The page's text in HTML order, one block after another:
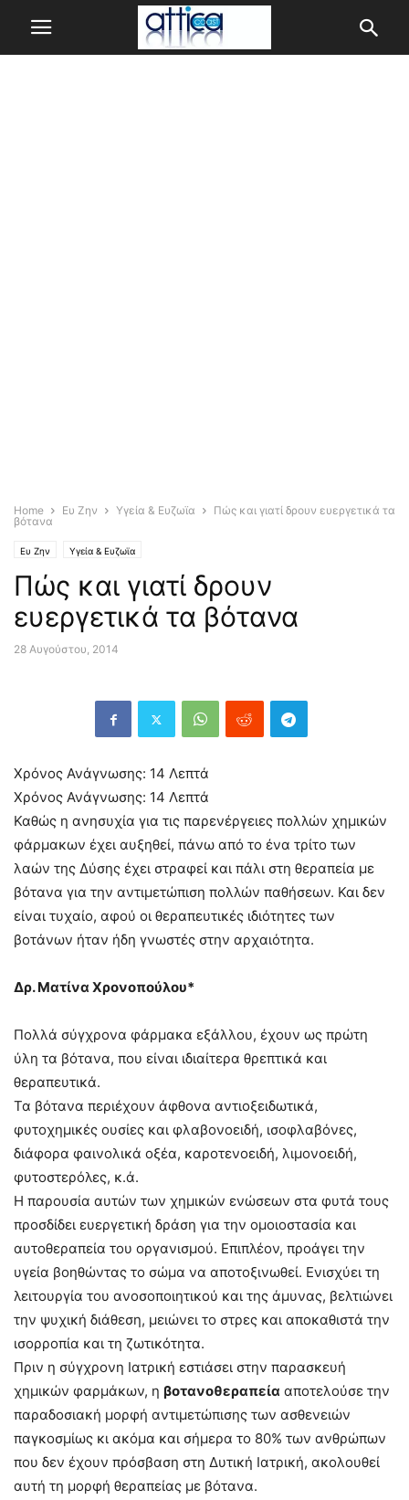
Home Ευ Ζην Υγεία & Ευζωϊα
Πώς και γιατί δρουν ευεργετικά τα
βότανα
Ευ Ζην Υγεία & Ευζωϊα
Πώς και γιατί δρουν
ευεργετικά τα βότανα
28 Αυγούστου, 2014
Χρόνος Ανάγνωσης: 14 Λεπτά
Χρόνος Ανάγνωσης: 14 Λεπτά
Καθώς η ανησυχία για τις παρενέργειες πολλών χημικών
φάρμακων έχει αυξηθεί, πάνω από το ένα τρίτο των
λαών της Δύσης έχει στραφεί και πάλι στη θεραπεία με
βότανα για την αντιμετώπιση πολλών παθήσεων. Και δεν
είναι τυχαίο, αφού οι θεραπευτικές ιδιότητες των
βοτάνων ήταν ήδη γνωστές στην αρχαιότητα.
Δρ. Ματίνα Χρονοπούλου*
Πολλά σύγχρονα φάρμακα εξάλλου, έχουν ως πρώτη
ύλη τα βότανα, που είναι ιδιαίτερα θρεπτικά και
θεραπευτικά.
Τα βότανα περιέχουν άφθονα αντιοξειδωτικά,
φυτοχημικές ουσίες και φλαβονοειδή, ισοφλαβόνες,
διάφορα φαινολικά οξέα, καροτενοειδή, λιμονοειδή,
φυτοστερόλες, κ.ά.
Η παρουσία αυτών των χημικών ενώσεων στα φυτά τους
προσδίδει ευεργετική δράση για την ομοιοστασία και
αυτοθεραπεία του οργανισμού. Επιπλέον, προάγει την
υγεία βοηθώντας το σώμα να αποτοξινωθεί. Ενισχύει τη
λειτουργία του ανοσοποιητικού και της άμυνας, βελτιώνει
την ψυχική διάθεση, μειώνει το στρες και αποκαθιστά την
ισορροπία και τη ζωτικότητα.
Πριν η σύγχρονη Ιατρική εστιάσει στην παρασκευή
χημικών φαρμάκων, η βοτανοθεραπεία αποτελούσε την
παραδοσιακή μορφή αντιμετώπισης των ασθενειών
παγκοσμίως κι ακόμα και σήμερα το 80% των ανθρώπων
που δεν έχουν πρόσβαση στη Δυτική Ιατρική, ακολουθεί
αυτή τη μορφή θεραπείας με βότανα.